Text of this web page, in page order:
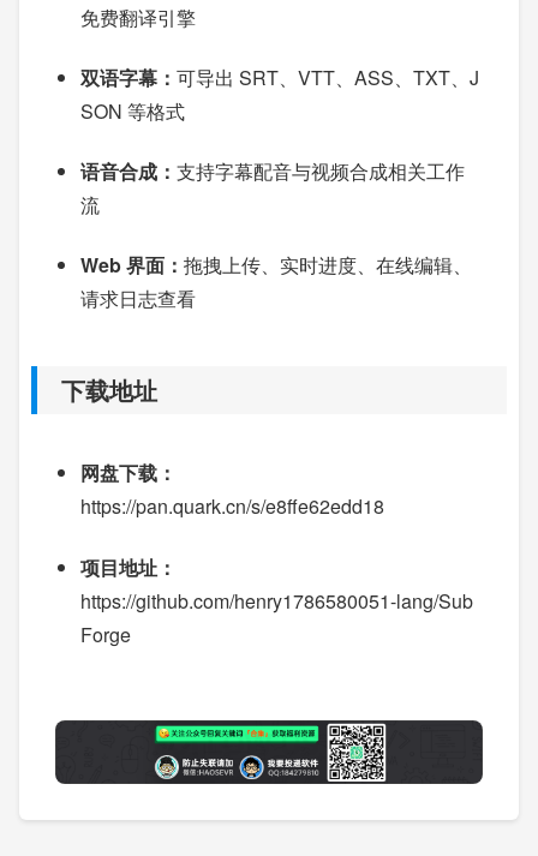
免费翻译引擎
双语字幕： 可导出 SRT、VTT、ASS、TXT、J
SON 等格式
语音合成： 支持字幕配音与视频合成相关工作
流
Web 界面： 拖拽上传、实时进度、在线编辑、
请求日志查看
下载地址
网盘下载：
https://pan.quark.cn/s/e8ffe62edd18
项目地址：
https://github.com/henry1786580051-lang/Sub
Forge